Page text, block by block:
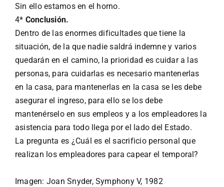
Sin ello estamos en el horno.
4* Conclusión.
Dentro de las enormes dificultades que tiene la
situación, de la que nadie saldrá indemne y varios
quedarán en el camino, la prioridad es cuidar a las
personas, para cuidarlas es necesario mantenerlas
en la casa, para mantenerlas en la casa se les debe
asegurar el ingreso, para ello se los debe
mantenérselo en sus empleos y a los empleadores la
asistencia para todo llega por el lado del Estado.
La pregunta es ¿Cuál es el sacrificio personal que
realizan los empleadores para capear el temporal?
Imagen: Joan Snyder, Symphony V, 1982